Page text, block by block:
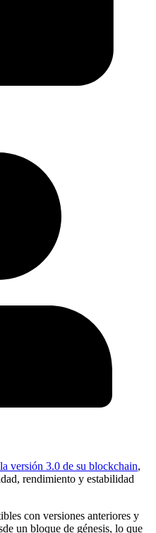
versión 3.0 de su blockchain,
rendimiento y estabilidad
con versiones anteriores y
un bloque de génesis, lo que